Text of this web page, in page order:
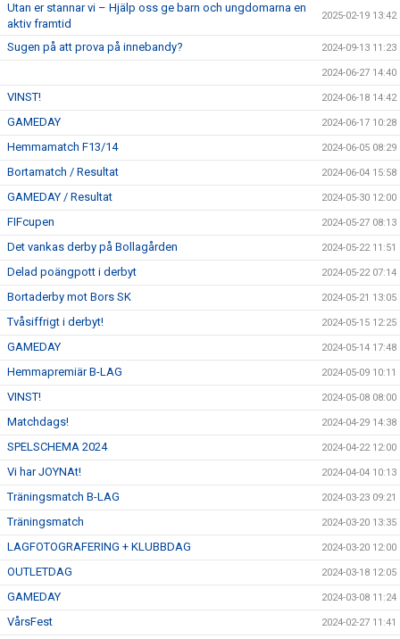
Utan er stannar vi – Hjälp oss ge barn och ungdomarna en
aktiv framtid
2025-02-19 13:42
Sugen på att prova på innebandy? 2024-09-13 11:23
2024-06-27 14:40
VINST! 2024-06-18 14:42
GAMEDAY 2024-06-17 10:28
Hemmamatch F13/14 2024-06-05 08:29
Bortamatch / Resultat 2024-06-04 15:58
GAMEDAY / Resultat 2024-05-30 12:00
FIFcupen 2024-05-27 08:13
Det vankas derby på Bollagården 2024-05-22 11:51
Delad poängpott i derbyt 2024-05-22 07:14
Bortaderby mot Bors SK 2024-05-21 13:05
Tvåsiffrigt i derbyt! 2024-05-15 12:25
GAMEDAY 2024-05-14 17:48
Hemmapremiär B-LAG 2024-05-09 10:11
VINST! 2024-05-08 08:00
Matchdags! 2024-04-29 14:38
SPELSCHEMA 2024 2024-04-22 12:00
Vi har JOYNAt! 2024-04-04 10:13
Träningsmatch B-LAG 2024-03-23 09:21
Träningsmatch 2024-03-20 13:35
LAGFOTOGRAFERING + KLUBBDAG 2024-03-20 12:00
OUTLETDAG 2024-03-18 12:05
GAMEDAY 2024-03-08 11:24
VårsFest 2024-02-27 11:41